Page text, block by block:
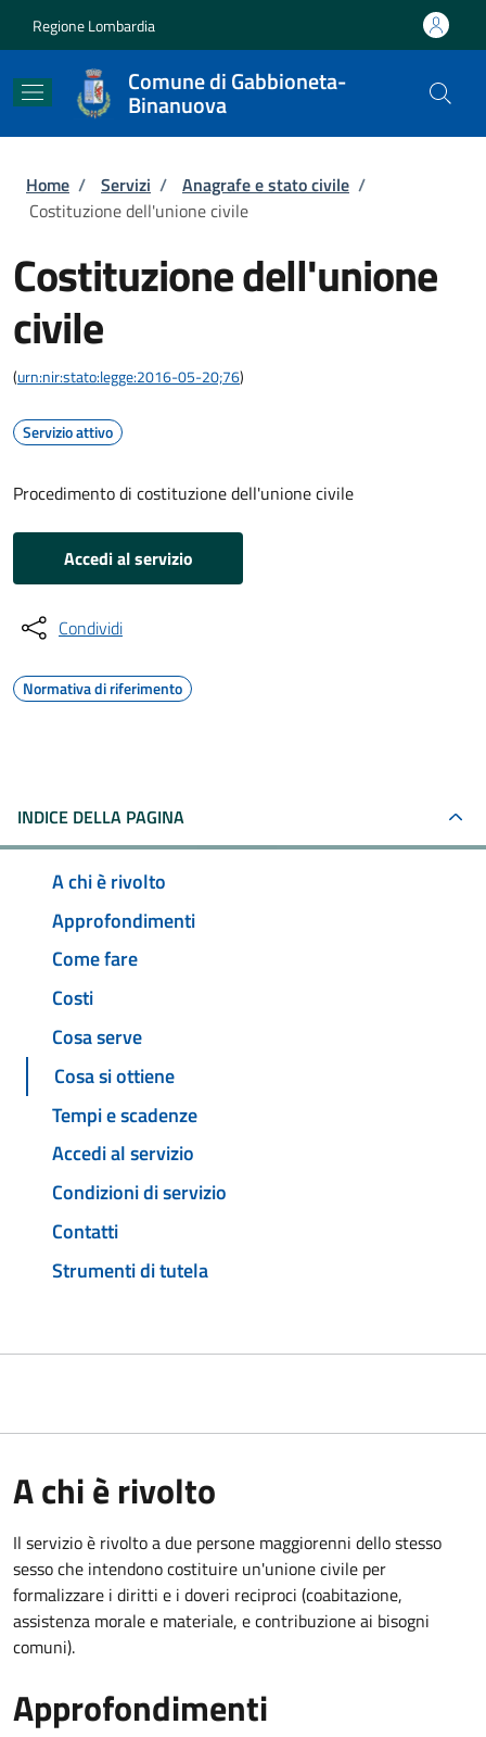
Regione Lombardia
Comune di Gabbioneta-
Binanuova
Briciole di pane
Home / Servizi / Anagrafe e stato civile /
Costituzione dell'unione civile
Costituzione dell'unione
civile
(urn:nir:stato:legge:2016-05-20;76)
Servizio attivo
Procedimento di costituzione dell'unione civile
Accedi al servizio
Condividi
Normativa di riferimento
INDICE DELLA PAGINA
A chi è rivolto
Approfondimenti
Come fare
Costi
Cosa serve
Cosa si ottiene
Tempi e scadenze
Accedi al servizio
Condizioni di servizio
Contatti
Strumenti di tutela
A chi è rivolto
Il servizio è rivolto a due persone maggiorenni dello stesso
sesso che intendono costituire un'unione civile per
formalizzare i diritti e i doveri reciproci (coabitazione,
assistenza morale e materiale, e contribuzione ai bisogni
comuni).
Approfondimenti